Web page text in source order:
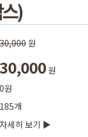
)
30,000 원
30,000 원
0원
185개
자세히 보기 ▶